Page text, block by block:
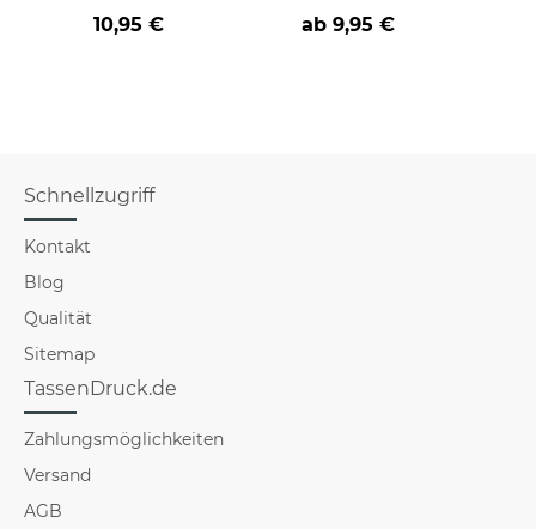
Länder-
10,95 €
hast du keine
hässlichen
ab 9,95 €
Schnellzugriff
Kontakt
Blog
Qualität
Sitemap
TassenDruck.de
Zahlungsmöglichkeiten
Versand
AGB